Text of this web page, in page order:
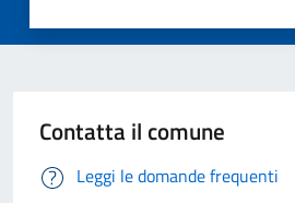
Contatta il comune
Leggi le domande frequenti